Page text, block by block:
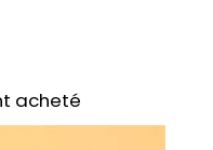
acheté